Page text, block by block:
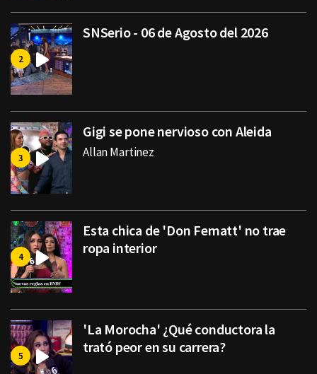
SNSerio - 06 de Agosto del 2026
Gigi se pone nervioso con Aleida
Allan Martinez
Esta chica de 'Don Fematt' no trae
ropa interior
'La Morocha' ¿Qué conductora la
trató peor en su carrera?